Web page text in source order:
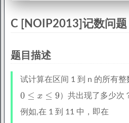
C [NOIP2013]记数问题
题目描述
试计算在区间 1 到 n 的所有整
）共出现了多少次
例如,在 1 到 11 中，即在